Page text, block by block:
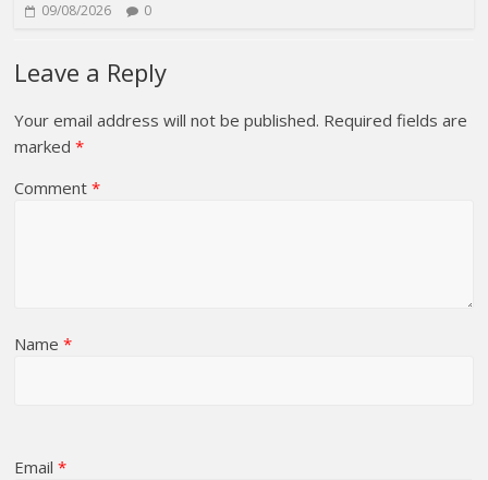
09/08/2026 0
Leave a Reply
Your email address will not be published. Required fields are
marked*
Comment*
Name*
Email*